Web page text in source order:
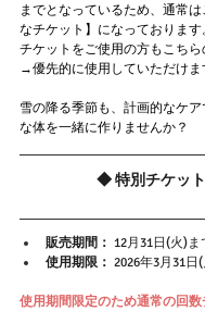
までとなっているため、通常
なチケット】になっておりま
チケットをご使用の方もこち
→優先的に使用していただけま
雪の降る季節も、計画的なケ
な体を一緒に作りませんか？
◆ 特別チケッ
販売期間： 12月31日(火)ま
使用期限： 2026年3月31日
使用期間限定のため通常の回